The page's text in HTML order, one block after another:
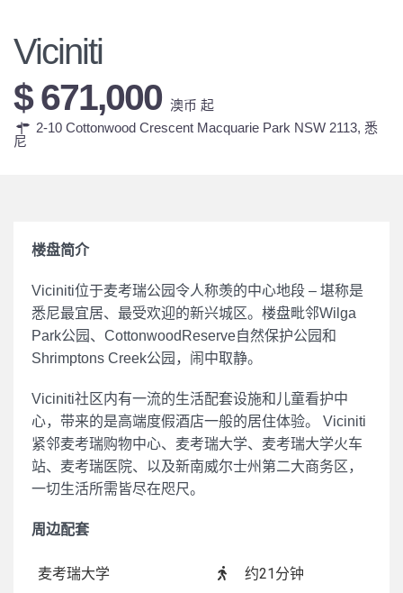
Viciniti
$ 671,000 澳币 起
2-10 Cottonwood Crescent Macquarie Park NSW 2113, 悉
尼
楼盘简介
Viciniti位于麦考瑞公园令人称羡的中心地段 – 堪称是
悉尼最宜居、最受欢迎的新兴城区。楼盘毗邻Wilga
Park公园、CottonwoodReserve自然保护公园和
Shrimptons Creek公园，闹中取静。
Viciniti社区内有一流的生活配套设施和儿童看护中
心，带来的是高端度假酒店一般的居住体验。 Viciniti
紧邻麦考瑞购物中心、麦考瑞大学、麦考瑞大学火车
站、麦考瑞医院、以及新南威尔士州第二大商务区，
一切生活所需皆尽在咫尺。
周边配套
麦考瑞大学
约21分钟